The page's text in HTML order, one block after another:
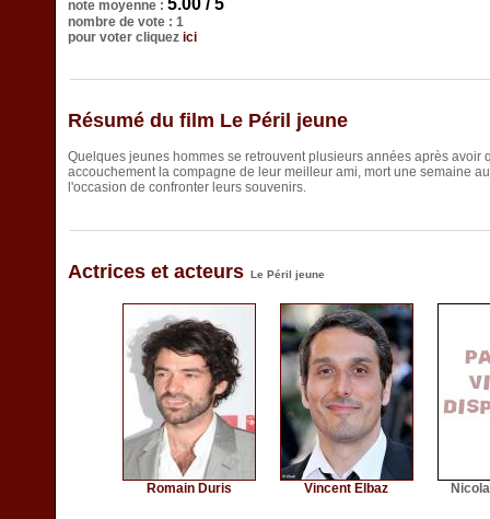
note moyenne :
nombre de vote : 1
pour voter cliquez ici
Résumé du film Le Péril jeune
Quelques jeunes hommes se retrouvent plusieurs années après avoir
accouchement la compagne de leur meilleur ami, mort une semaine
l'occasion de confronter leurs souvenirs.
Actrices et acteurs Le Péril jeune
Romain Duris Vincent Elbaz